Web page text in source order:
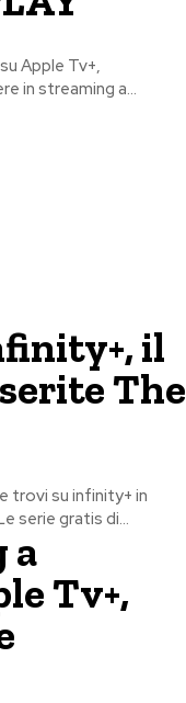
Apple Tv+,
in streaming a...
il
The
trovi su infinity+ in
serie gratis di...
a
Tv+,